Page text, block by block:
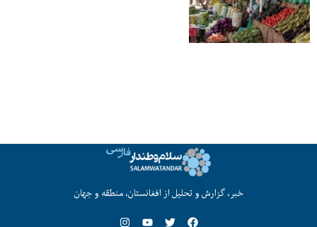
خبر، گزارش و تحلیل از افغانستان، منطقه و جهان